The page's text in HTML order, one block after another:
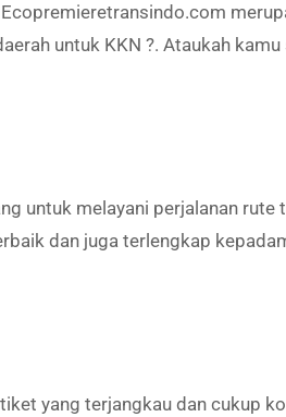
untuk KKN ?. Ataukah kamu
untuk melayani perjalanan rute
dan juga terlengkap
yang terjangkau dan cukup